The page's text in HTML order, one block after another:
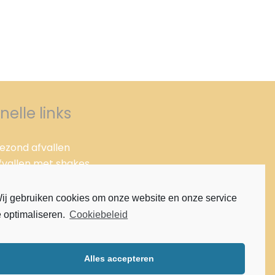
gebruiken cookies om onze website en onze service
optimaliseren. Cookiebeleid
Alles accepteren
links
afvallen
met shakes
dieet
vera
gezond afvallen